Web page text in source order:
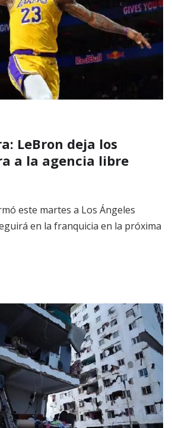
LeBron deja los
a la agencia libre
este martes a Los Ángeles
en la franquicia en la próxima